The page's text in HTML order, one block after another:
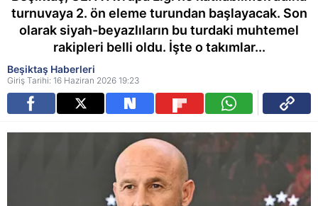
turnuvaya 2. ön eleme turundan başlayacak. Son
olarak siyah-beyazlıların bu turdaki muhtemel
rakipleri belli oldu. İşte o takımlar...
Beşiktaş Haberleri
Giriş Tarihi: 16 Haziran 2026 19:23